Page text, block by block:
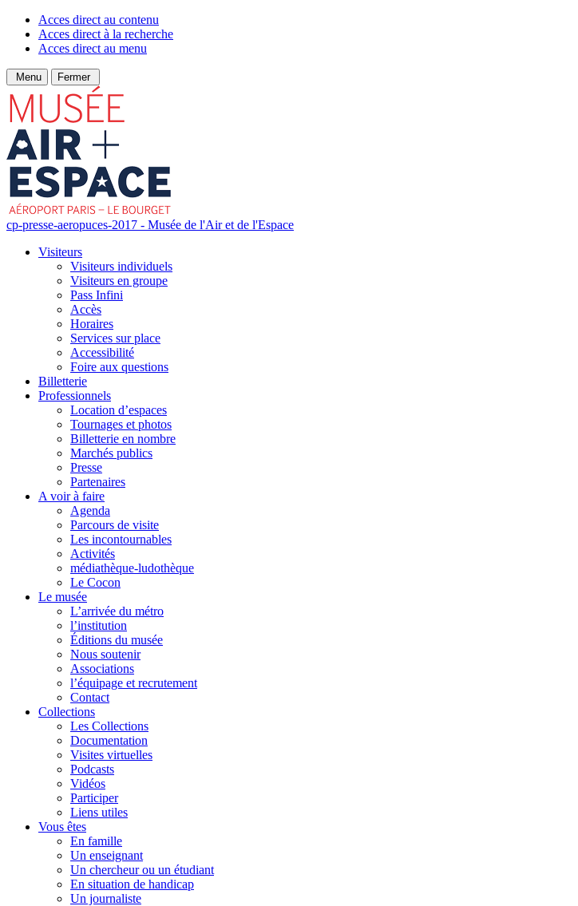
Acces direct au contenu
Acces direct à la recherche
Acces direct au menu
Menu Fermer
cp-presse-aeropuces-2017 - Musée de l'Air et de l'Espace
Visiteurs
Visiteurs individuels
Visiteurs en groupe
Pass Infini
Accès
Horaires
Services sur place
Accessibilité
Foire aux questions
Billetterie
Professionnels
Location d’espaces
Tournages et photos
Billetterie en nombre
Marchés publics
Presse
Partenaires
A voir à faire
Agenda
Parcours de visite
Les incontournables
Activités
médiathèque-ludothèque
Le Cocon
Le musée
L’arrivée du métro
l’institution
Éditions du musée
Nous soutenir
Associations
l’équipage et recrutement
Contact
Collections
Les Collections
Documentation
Visites virtuelles
Podcasts
Vidéos
Participer
Liens utiles
Vous êtes
En famille
Un enseignant
Un chercheur ou un étudiant
En situation de handicap
Un journaliste